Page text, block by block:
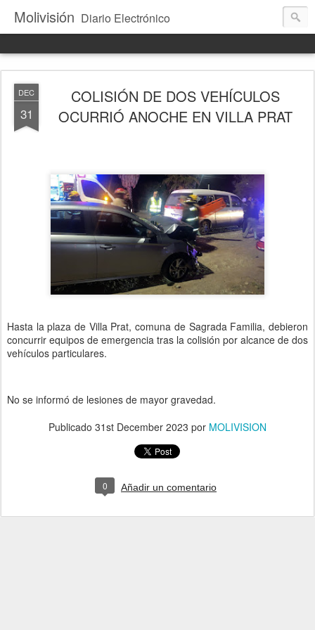
Molivisión Diario Electrónico
DEC
31
COLISIÓN DE DOS VEHÍCULOS
OCURRIÓ ANOCHE EN VILLA PRAT
Hasta la plaza de Villa Prat, comuna de Sagrada Familia, debieron
concurrir equipos de emergencia tras la colisión por alcance de dos
vehículos particulares.
No se informó de lesiones de mayor gravedad.
Publicado 31st December 2023 por MOLIVISION
0 Añadir un comentario